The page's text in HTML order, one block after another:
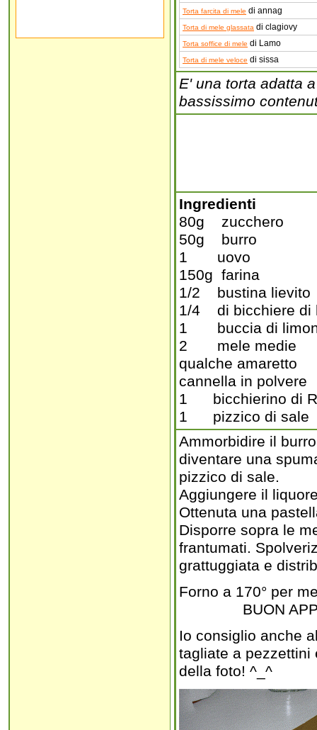
Torta farcita di mele di annag
Torta di mele glassata di clagiovy
Torta soffice di mele di Lamo
Torta di mele veloce di sissa
E' una torta adatta
bassissimo
Ingredienti
80g zucchero
50g burro
1 uovo
150g farina
1/2 bustina lievito
1/4 di bicchiere di
1 buccia di
2 mele medie
qualche amaretto
cannella in polvere
1 bicchierino di
1 pizzico di sale
Ammorbidire il
diventare una
pizzico di sale.
Aggiungere il
Ottenuta una
Disporre sopra le
frantumati.
grattuggiata e
Forno a 170° per
BUON
Io consiglio anche
tagliate a pezzettini
della foto! ^_^